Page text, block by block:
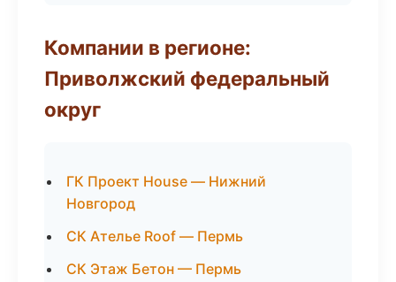
Компании в регионе:
Приволжский федеральный
округ
ГК Проект House — Нижний
Новгород
СК Ателье Roof — Пермь
СК Этаж Бетон — Пермь